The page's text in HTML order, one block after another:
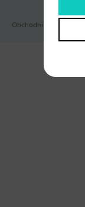
Obchodní podmínky